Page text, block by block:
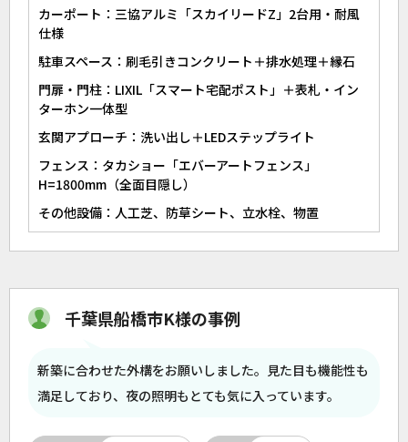
カーポート：三協アルミ「スカイリードZ」2台用・耐風
仕様
駐車スペース：刷毛引きコンクリート＋排水処理＋縁石
門扉・門柱：LIXIL「スマート宅配ポスト」＋表札・イン
ターホン一体型
玄関アプローチ：洗い出し＋LEDステップライト
フェンス：タカショー「エバーアートフェンス」
H=1800mm（全面目隠し）
その他設備：人工芝、防草シート、立水栓、物置
千葉県船橋市K様の事例
新築に合わせた外構をお願いしました。見た目も機能性も
満足しており、夜の照明もとても気に入っています。